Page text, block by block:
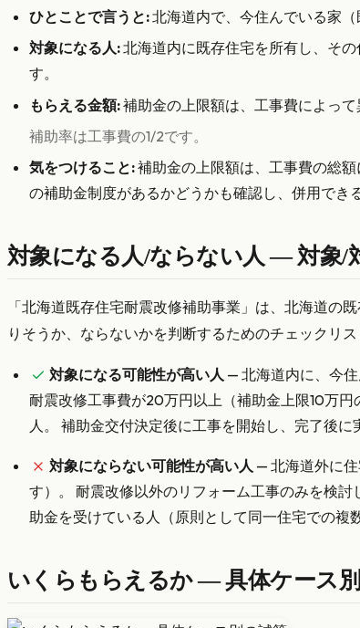
ひとことで言うと:北海道内で、今住んでいる家
対象になる人:北海道内に既存住宅を所有し、そ
す。
もらえる金額:補助金の上限額は、工事費によっ
補助率は工事費の1/2です。
気をつけること:補助金の上限額は、工事費の総
の補助金制度があるかどうかも確認し、併用でき
対象になる人/ならない人 — 対象/
「北海道既存住宅耐震改修補助事業」は、北海道の
りそうか、ならないかを判断するためのチェックリ
対象になる可能性が高い人 — 北海道内に、今
耐震改修工事費が20万円以上（補助金上限10万
人。 補助金交付決定後に工事を開始し、完了後に
対象にならない可能性が高い人 — 北海道外に
す）。 耐震改修以外のリフォーム工事のみを検
助金を受けている人（原則として同一住宅での複
いくらもらえるか — 具体ケース